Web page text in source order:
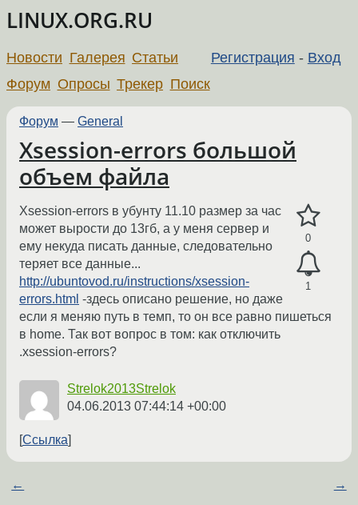
LINUX.ORG.RU
Регистрация - Вход
Новости Галерея Статьи
Форум Опросы Трекер Поиск
Форум — General
Xsession-errors большой
объем файла
0
1
Xsession-errors в убунту 11.10 размер за час
может вырости до 13гб, а у меня сервер и
ему некуда писать данные, следовательно
теряет все данные...
http://ubuntovod.ru/instructions/xsession-
errors.html -здесь описано решение, но даже
если я меняю путь в темп, то он все равно пишеться
в home. Так вот вопрос в том: как отключить
.xsession-errors?
Strelok2013Strelok
04.06.2013 07:44:14 +00:00
Ссылка
← →